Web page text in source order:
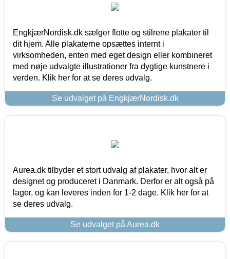
EngkjærNordisk.dk sælger flotte og stilrene plakater til
dit hjem. Alle plakaterne opsættes internt i
virksomheden, enten med eget design eller kombineret
med nøje udvalgte illustrationer fra dygtige kunstnere i
verden. Klik her for at se deres udvalg.
Se udvalget på EngkjærNordisk.dk
Aurea.dk tilbyder et stort udvalg af plakater, hvor alt er
designet og produceret i Danmark. Derfor er alt også på
lager, og kan leveres inden for 1-2 dage. Klik her for at
se deres udvalg.
Se udvalget på Aurea.dk